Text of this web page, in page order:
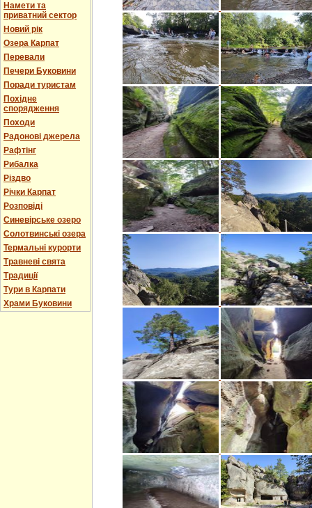
Намети та
приватний сектор
Новий рік
Озера Карпат
Перевали
Печери Буковини
Поради туристам
Похідне
спорядження
Походи
Радонові джерела
Рафтінг
Рибалка
Різдво
Річки Карпат
Розповіді
Синевірське озеро
Солотвинські озера
Термальні курорти
Травневі свята
Традиції
Тури в Карпати
Храми Буковини